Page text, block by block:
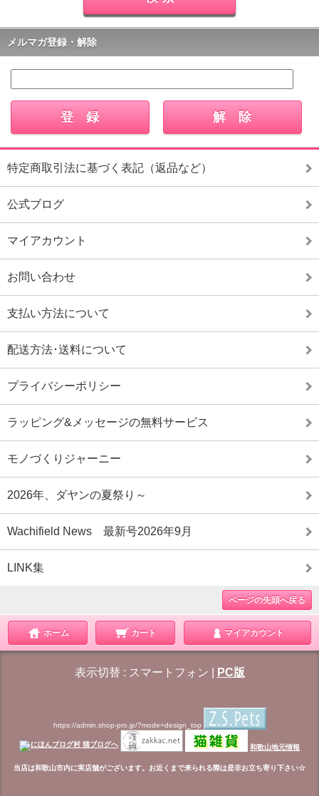
メルマガ登録・解除
特定商取引法に基づく表記（返品など）
公式ブログ
マイアカウント
お問い合わせ
支払い方法について
配送方法･送料について
プライバシーポリシー
ラッピング&メッセージの無料サービス
モノづくりジャーニー
2026年、ダヤンの夏祭り～
Wachifield News 最新号2026年9月
LINK集
ページの先頭へ戻る
ホーム カート マイアカウント
表示切替 : スマートフォン PC版
https://admin.shop-pro.jp/?mode=design_top
和歌山地元情報
当店は和歌山市内に実店舗がございます。お近くまで来られる際は是非お立ち寄り下さい☆